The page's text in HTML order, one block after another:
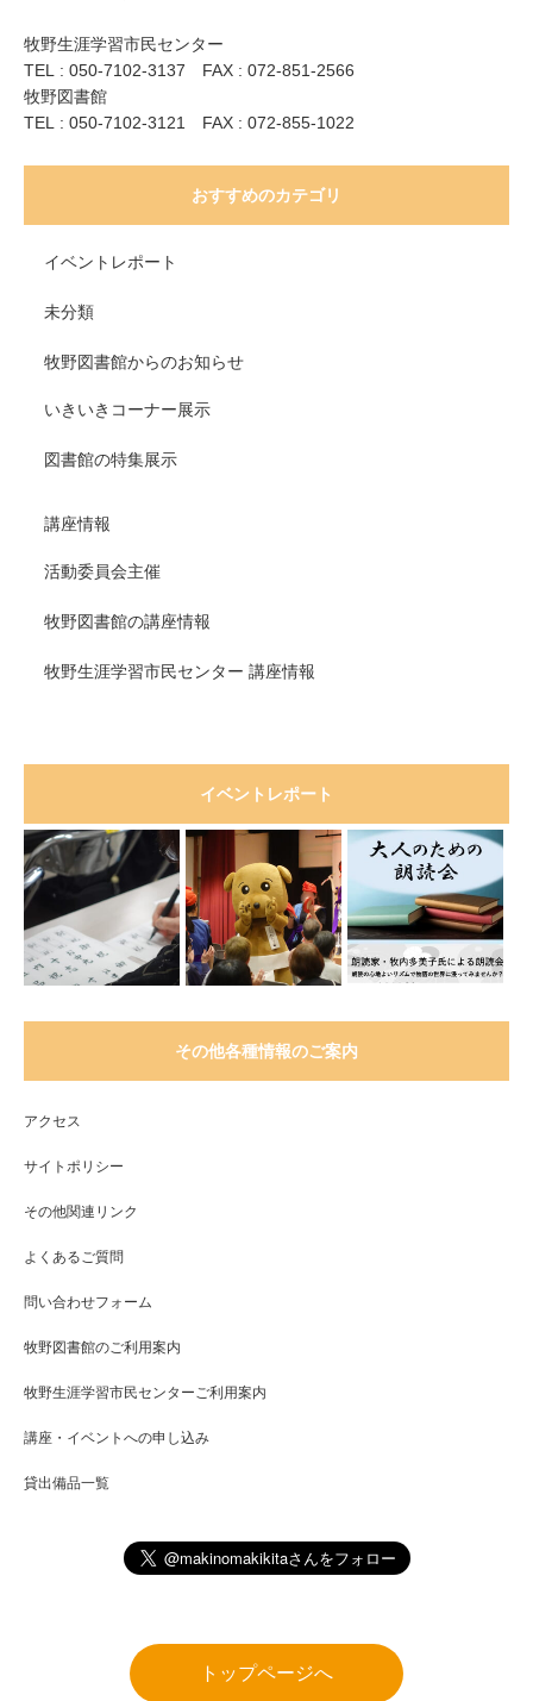
牧野生涯学習市民センター
TEL : 050-7102-3137 FAX : 072-851-2566
牧野図書館
TEL : 050-7102-3121 FAX : 072-855-1022
おすすめのカテゴリ
イベントレポート
未分類
牧野図書館からのお知らせ
いきいきコーナー展示
図書館の特集展示
講座情報
活動委員会主催
牧野図書館の講座情報
牧野生涯学習市民センター 講座情報
イベントレポート
その他各種情報のご案内
アクセス
サイトポリシー
その他関連リンク
よくあるご質問
問い合わせフォーム
牧野図書館のご利用案内
牧野生涯学習市民センターご利用案内
講座・イベントへの申し込み
貸出備品一覧
トップページへ